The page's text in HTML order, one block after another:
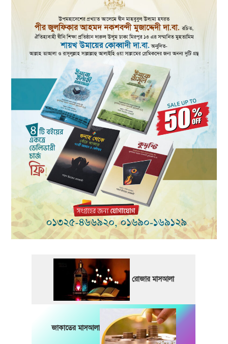
রোজার মাসআলা
জাকাতের মাসআলা